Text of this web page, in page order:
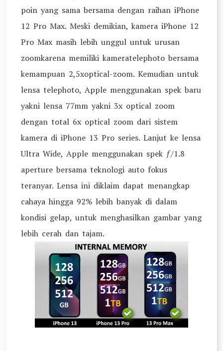
poin yang sama bersama dengan raihan iPhone
12 Pro Max. Meski demikian, kamera iPhone 12
Pro Max masih lebih unggul untuk urusan
zoomkarena memiliki kameratelephoto bersama
kemampuan 2,5xoptical-zoom. Kemudian untuk
lensa telephoto, Apple menggunakan spek baru
yakni lensa 77mm yakni 3x optical zoom
dengan total 6x optical zoom dari sistem
kamera di iPhone 13 Pro series. Lanjut ke lensa
Ultra Wide, Apple menggunakan spek ƒ/1.8
aperture bersama teknologi auto fokus
teranyar. Lensa ini diklaim dapat menangkap
cahaya hingga 92% lebih banyak di dalam
kondisi gelap, untuk menghasilkan gambar yang
lebih cerah dan tajam.